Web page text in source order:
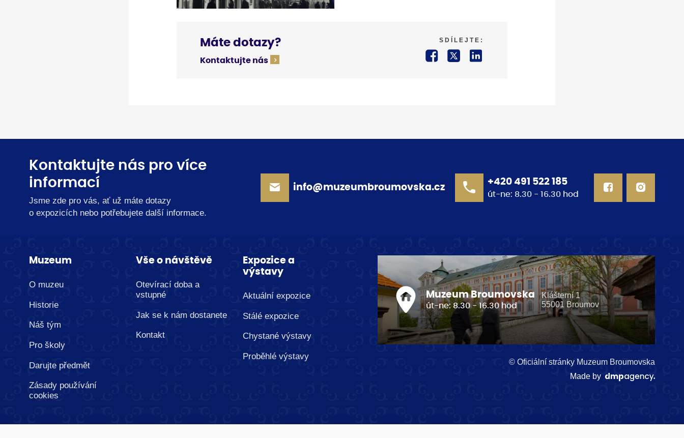
Máte dotazy?
Kontaktujte nás
SDÍLEJTE:
Kontaktujte nás pro více
informací
Jsme zde pro vás, ať už máte dotazy
o expozicích nebo potřebujete další informace.
info@muzeumbroumovska.cz
+420 491 522 185
út-ne: 8.30 - 16.30 hod
Muzeum
O muzeu
Historie
Náš tým
Pro školy
Darujte předmět
Zásady používání
cookies
Vše o návštěvě
Otevírací doba a
vstupné
Jak se k nám dostanete
Kontakt
Expozice a
výstavy
Aktuální expozice
Stálé expozice
Chystané výstavy
Proběhlé výstavy
Muzeum Broumovska
út-ne: 8.30 - 16.30 hod
Klášterní 1
55001 Broumov
© Oficiální stránky Muzeum Broumovska
Made by